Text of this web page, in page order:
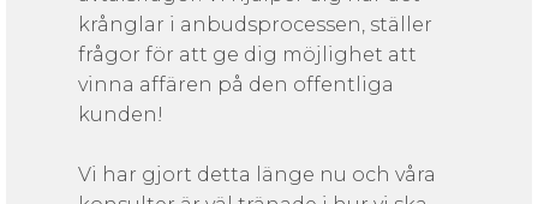
krånglar i anbudsprocessen, ställer
frågor för att ge dig möjlighet att
vinna affären på den offentliga
kunden!
Vi har gjort detta länge nu och våra